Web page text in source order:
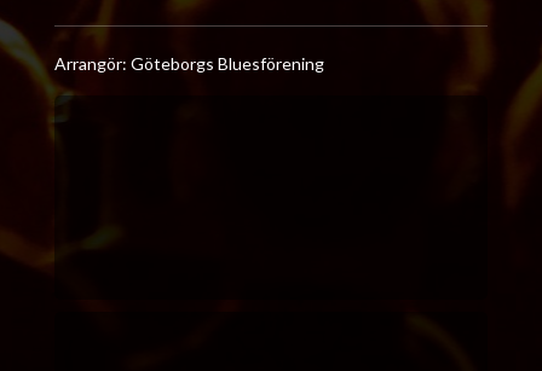
Arrangör: Göteborgs Bluesförening